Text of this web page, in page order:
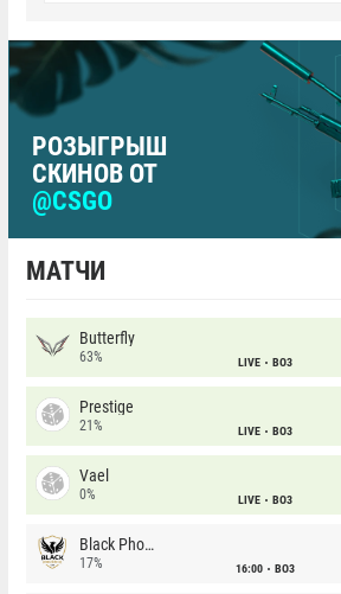
РОЗЫГРЫШ
СКИНОВ ОТ
@CSGO
МАТЧИ
Butterfly
63% LIVE BO3
Prestige
21% LIVE BO3
Vael
0% LIVE BO3
Black Phoenix
17% 16:00 BO3